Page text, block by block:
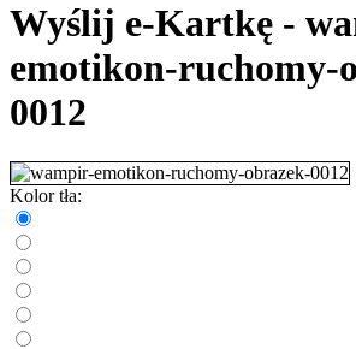
Wyślij e-Kartkę -
emotikon-ruchomy-
0012
Kolor tła: